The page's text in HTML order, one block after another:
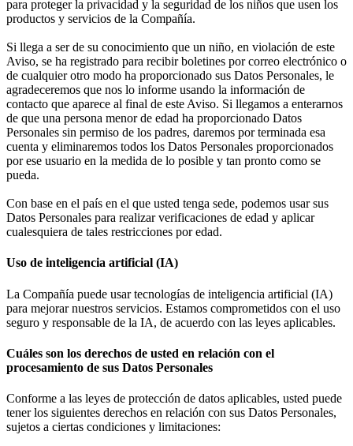
para proteger la privacidad y la seguridad de los niños que usen los
productos y servicios de la Compañía.
Si llega a ser de su conocimiento que un niño, en violación de este
Aviso, se ha registrado para recibir boletines por correo electrónico o
de cualquier otro modo ha proporcionado sus Datos Personales, le
agradeceremos que nos lo informe usando la información de
contacto que aparece al final de este Aviso. Si llegamos a enterarnos
de que una persona menor de edad ha proporcionado Datos
Personales sin permiso de los padres, daremos por terminada esa
cuenta y eliminaremos todos los Datos Personales proporcionados
por ese usuario en la medida de lo posible y tan pronto como se
pueda.
Con base en el país en el que usted tenga sede, podemos usar sus
Datos Personales para realizar verificaciones de edad y aplicar
cualesquiera de tales restricciones por edad.
Uso de inteligencia artificial (IA)
La Compañía puede usar tecnologías de inteligencia artificial (IA)
para mejorar nuestros servicios. Estamos comprometidos con el uso
seguro y responsable de la IA, de acuerdo con las leyes aplicables.
Cuáles son los derechos de usted en relación con el
procesamiento de sus Datos Personales
Conforme a las leyes de protección de datos aplicables, usted puede
tener los siguientes derechos en relación con sus Datos Personales,
sujetos a ciertas condiciones y limitaciones: